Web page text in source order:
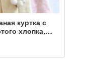
куртка с
хлопка,
приталенная
стеганая
куртка